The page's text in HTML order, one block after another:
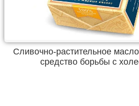
Сливочно-растительное
средство борьбы с